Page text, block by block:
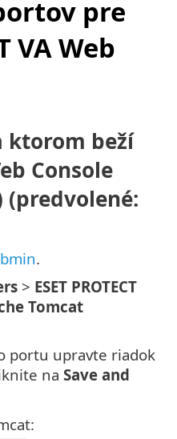
pre
VA Web
ktorom beží
Console
(predvolené:
.
> ESET PROTECT
Tomcat
portu upravte riadok
na Save and